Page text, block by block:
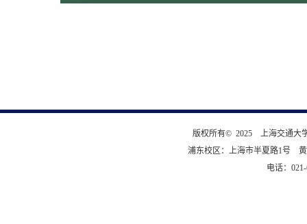
版权所有© 2025 上海交通大
浦东校区：上海市半夏路1号
电话：